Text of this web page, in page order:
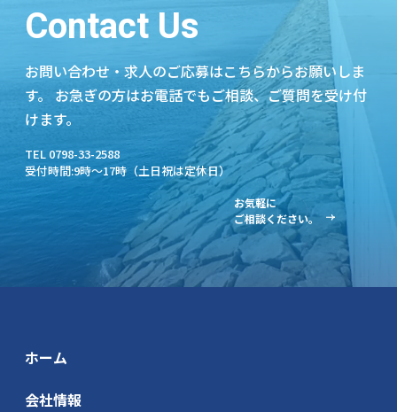
Contact Us
お問い合わせ・求人のご応募はこちらからお願いしま
す。
お急ぎの方はお電話でもご相談、ご質問を受け付
けます。
TEL 0798-33-2588
受付時間:9時～17時（土日祝は定休日）
お気軽に
ご相談ください。
ホーム
会社情報